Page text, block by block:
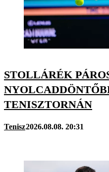
STOLLÁRÉK
TENISZTORNÁN
Tenisz2026.08.08. 20:31